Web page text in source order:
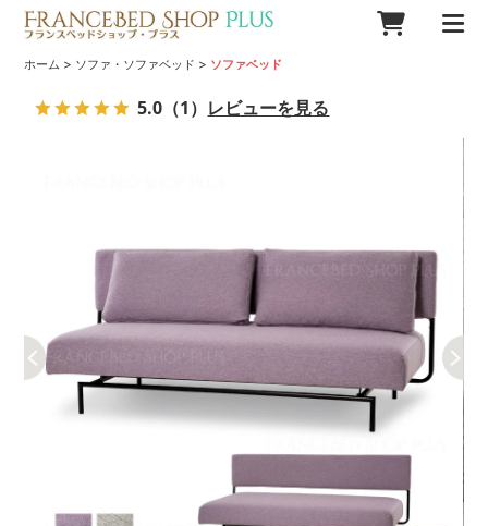
ホーム > ソファ・ソファベッド > ソファベッド
5.0 （1） レビューを見る